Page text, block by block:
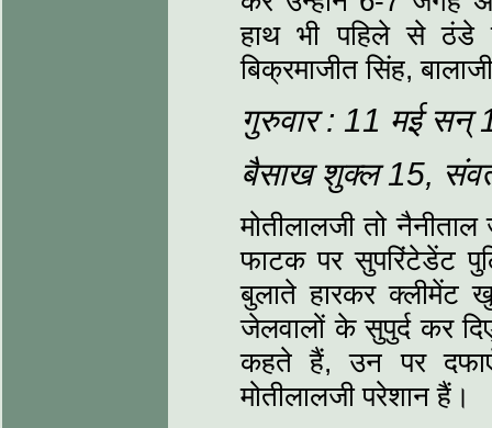
हाथ भी पहिले से ठंडे
बिक्रमाजीत सिंह,
गुरुवार : 11 मई सन्
बैसाख शुक्‍ल 15,
मोतीलालजी तो
फाटक पर सुपरिंटेडेंट
बुलाते हारकर क्‍लीमेंट
जेलवालों के सुपुर्द कर
कहते हैं, उन पर
मोतीलालजी परेशान हैं।